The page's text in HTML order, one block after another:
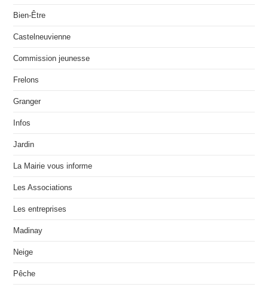
Bien-Être
Castelneuvienne
Commission jeunesse
Frelons
Granger
Infos
Jardin
La Mairie vous informe
Les Associations
Les entreprises
Madinay
Neige
Pêche